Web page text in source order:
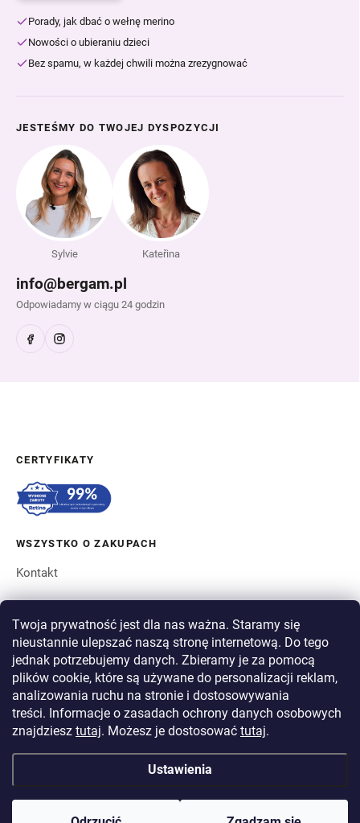
Twoja prywatność jest dla nas ważna. Staramy się
nieustannie ulepszać naszą stronę internetową. Do tego
jednak potrzebujemy danych. Zbieramy je za pomocą
plików cookie, które są używane do personalizacji reklam,
analizowania ruchu na stronie i dostosowywania
treści. Informacje o zasadach ochrony danych osobowych
znajdziesz tutaj. Możesz je dostosować tutaj.
Ustawienia
Porady, jak dbać o wełnę merino
Nowości o ubieraniu dzieci
Bez spamu, w każdej chwili można zrezygnować
JESTEŚMY DO TWOJEJ DYSPOZYCJI
Sylvie Kateřina
info@bergam.pl
Odpowiadamy w ciągu 24 godzin
CERTYFIKATY
WSZYSTKO O ZAKUPACH
Kontakt
O BERGAM
PŁATNOŚĆ
WYSYŁKA
plików cookie